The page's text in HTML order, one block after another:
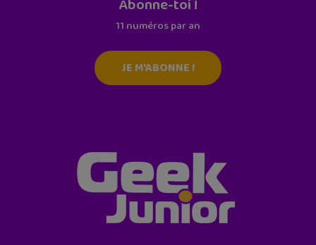
Abonne-toi !
11 numéros par an
JE M'ABONNE !